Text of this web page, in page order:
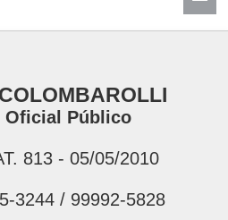
Oficial Público
813 - 05/05/2010
3244 / 99992-5828